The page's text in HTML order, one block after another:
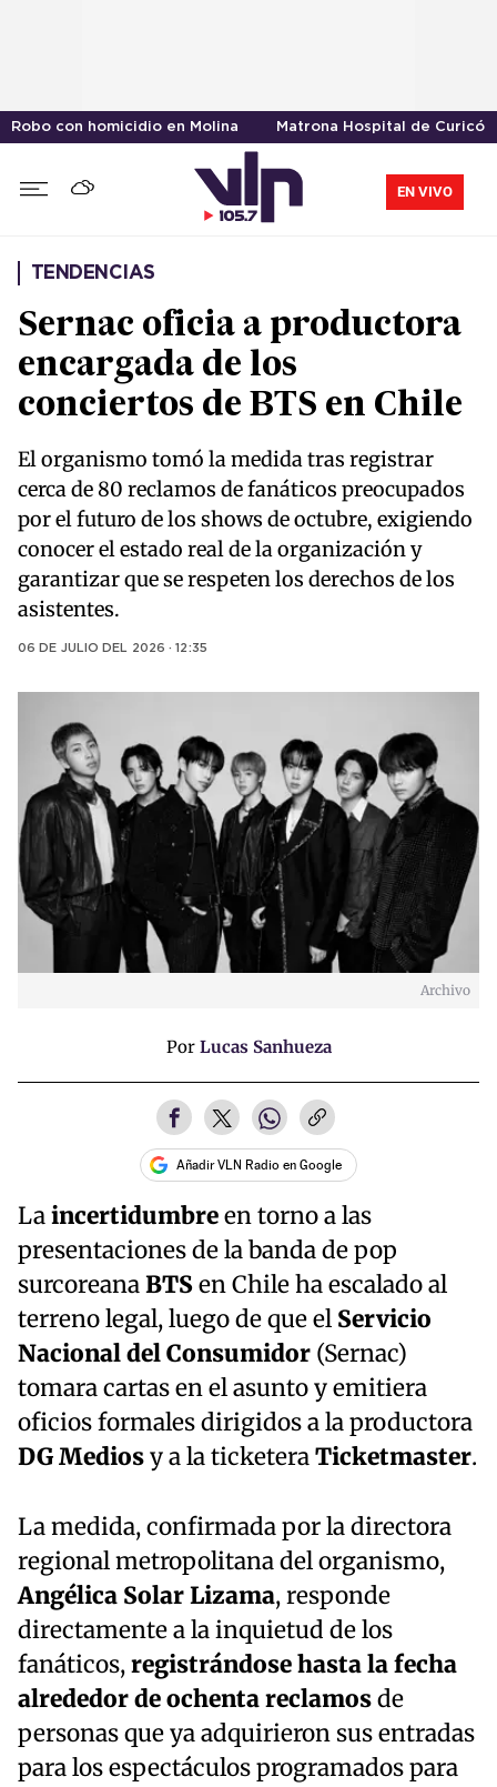
Robo con homicidio en Molina Matrona Hospital de Curicó
EN VIVO
TENDENCIAS
Sernac oficia a productora
encargada de los
conciertos de BTS en Chile
El organismo tomó la medida tras registrar
cerca de 80 reclamos de fanáticos preocupados
por el futuro de los shows de octubre, exigiendo
conocer el estado real de la organización y
garantizar que se respeten los derechos de los
asistentes.
06 DE JULIO DEL 2026 · 12:35
Archivo
Por Lucas Sanhueza
Añadir VLN Radio en Google
Laincertidumbreen torno a las
presentaciones de la banda de pop
surcoreanaBTSen Chile ha escalado al
terreno legal, luego de que el Servicio
Nacional del Consumidor (Sernac)
tomara cartas en el asunto y emitiera
oficios formales dirigidos a la productora
DG Mediosy a la ticketeraTicketmaster.
La medida, confirmada por la directora
regional metropolitana del organismo,
Angélica Solar Lizama, responde
directamente a la inquietud de los
fanáticos,registrándose hasta la fecha
alrededor deochenta reclamosde
personas que ya adquirieron sus entradas
para los espectáculos programados para